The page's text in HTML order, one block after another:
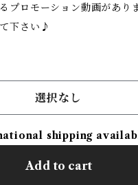
プロモーション動画があり
下さい♪
選択なし
shipping
Add to cart